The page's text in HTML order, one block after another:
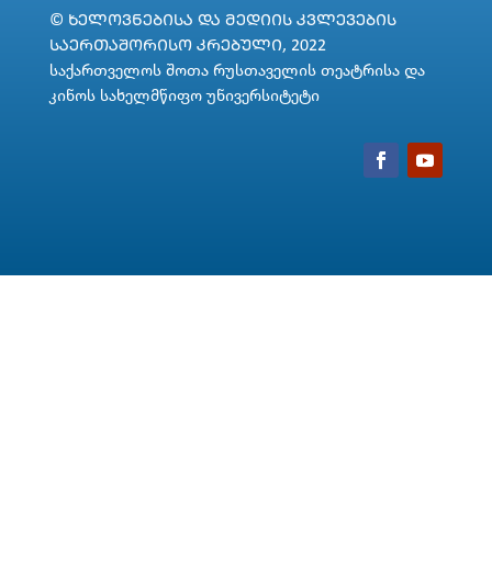
© ᲮᲔᲚᲝᲕᲜᲔᲑᲘᲡᲐ ᲓᲐ ᲛᲔᲓᲘᲘᲡ ᲙᲕᲚᲔᲕᲔᲑᲘᲡ
ᲡᲐᲔᲠᲗᲐᲨᲝᲠᲘᲡᲝ ᲙᲠᲔᲑᲣᲚᲘ, 2022
საქართველოს შოთა რუსთაველის თეატრისა და
კინოს სახელმწიფო უნივერსიტეტი